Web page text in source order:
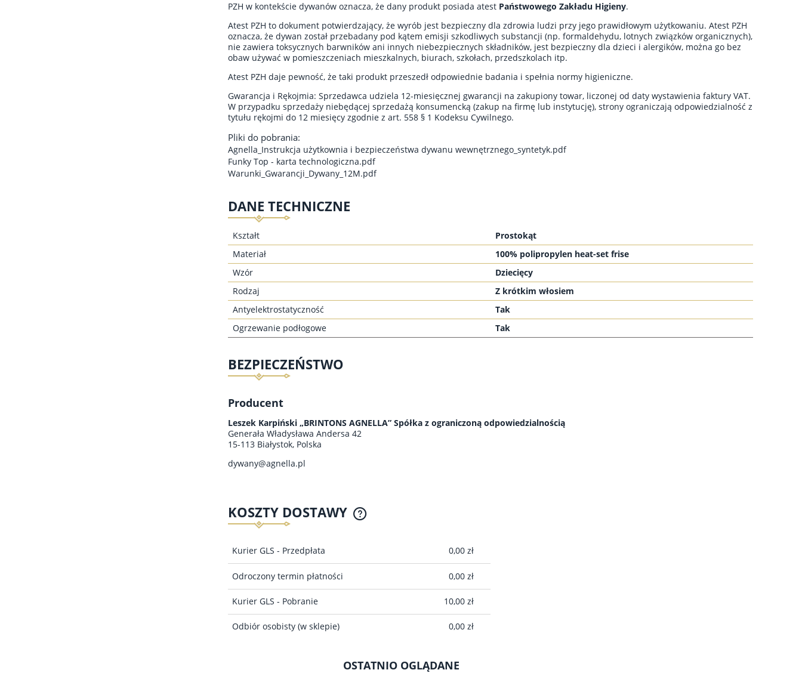
PZH w kontekście dywanów oznacza, że dany produkt posiada atest Państwowego Zakładu Higieny.
Atest PZH to dokument potwierdzający, że wyrób jest bezpieczny dla zdrowia ludzi przy jego prawidłowym użytkowaniu. Atest PZH
oznacza, że dywan został przebadany pod kątem emisji szkodliwych substancji (np. formaldehydu, lotnych związków organicznych),
nie zawiera toksycznych barwników ani innych niebezpiecznych składników, jest bezpieczny dla dzieci i alergików, można go bez
obaw używać w pomieszczeniach mieszkalnych, biurach, szkołach, przedszkolach itp.
Atest PZH daje pewność, że taki produkt przeszedł odpowiednie badania i spełnia normy higieniczne.
Gwarancja i Rękojmia: Sprzedawca udziela 12-miesięcznej gwarancji na zakupiony towar, liczonej od daty wystawienia faktury VAT.
W przypadku sprzedaży niebędącej sprzedażą konsumencką (zakup na firmę lub instytucję), strony ograniczają odpowiedzialność z
tytułu rękojmi do 12 miesięcy zgodnie z art. 558 § 1 Kodeksu Cywilnego.
Pliki do pobrania:
Agnella_Instrukcja użytkownia i bezpieczeństwa dywanu wewnętrznego_syntetyk.pdf
Funky Top - karta technologiczna.pdf
Warunki_Gwarancji_Dywany_12M.pdf
DANE TECHNICZNE
Kształt
Prostokąt
Materiał
100% polipropylen heat-set frise
Wzór
Dziecięcy
Rodzaj
Z krótkim włosiem
Antyelektrostatyczność
Tak
Ogrzewanie podłogowe
Tak
BEZPIECZEŃSTWO
Producent
Leszek Karpiński „BRINTONS AGNELLA” Spółka z ograniczoną odpowiedzialnością
Generała Władysława Andersa 42
15-113 Białystok, Polska
dywany@agnella.pl
KOSZTY DOSTAWY
Kurier GLS - Przedpłata 0,00 zł
Odroczony termin płatności 0,00 zł
Kurier GLS - Pobranie 10,00 zł
Odbiór osobisty (w sklepie) 0,00 zł
OSTATNIO OGLĄDANE